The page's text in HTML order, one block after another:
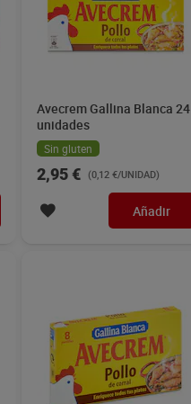
Avecrem Gallina Blanca 24
unidades
Sin gluten
2,95 € (0,12 €/UNIDAD)
Añadir